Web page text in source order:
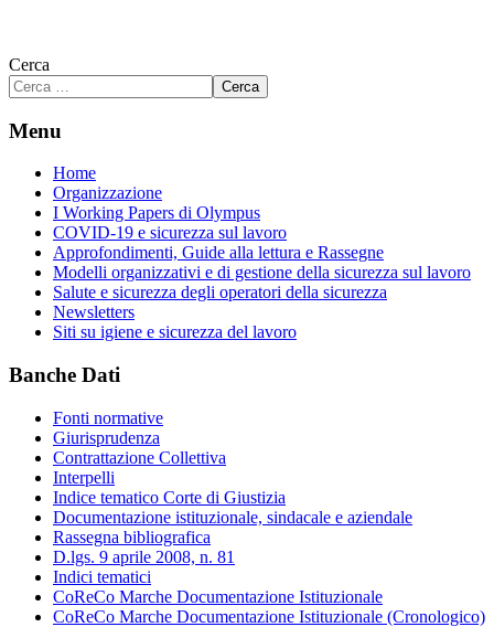
Cerca
Cerca
Menu
Home
Organizzazione
I Working Papers di Olympus
COVID-19 e sicurezza sul lavoro
Approfondimenti, Guide alla lettura e Rassegne
Modelli organizzativi e di gestione della sicurezza sul lavoro
Salute e sicurezza degli operatori della sicurezza
Newsletters
Siti su igiene e sicurezza del lavoro
Banche Dati
Fonti normative
Giurisprudenza
Contrattazione Collettiva
Interpelli
Indice tematico Corte di Giustizia
Documentazione istituzionale, sindacale e aziendale
Rassegna bibliografica
D.lgs. 9 aprile 2008, n. 81
Indici tematici
CoReCo Marche Documentazione Istituzionale
CoReCo Marche Documentazione Istituzionale (Cronologico)